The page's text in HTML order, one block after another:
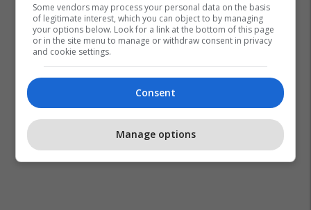
Some vendors may process your personal data on the basis
of legitimate interest, which you can object to by managing
your options below. Look for a link at the bottom of this page
or in the site menu to manage or withdraw consent in privacy
and cookie settings.
Consent
Manage options